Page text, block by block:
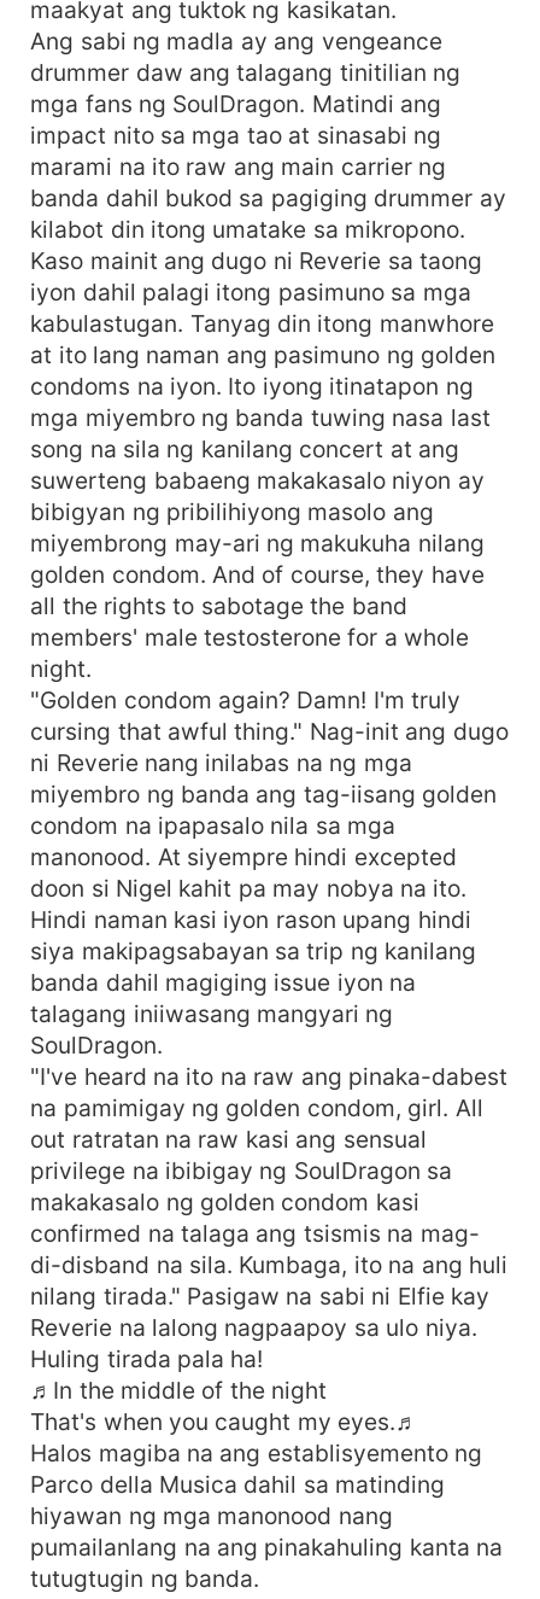
maakyat ang tuktok ng kasikatan.
Ang sabi ng madla ay ang vengeance
drummer daw ang talagang tinitilian ng
mga fans ng SoulDragon. Matindi ang
impact nito sa mga tao at sinasabi ng
marami na ito raw ang main carrier ng
banda dahil bukod sa pagiging drummer ay
kilabot din itong umatake sa mikropono.
Kaso mainit ang dugo ni Reverie sa taong
iyon dahil palagi itong pasimuno sa mga
kabulastugan. Tanyag din itong manwhore
at ito lang naman ang pasimuno ng golden
condoms na iyon. Ito iyong itinatapon ng
mga miyembro ng banda tuwing nasa last
song na sila ng kanilang concert at ang
suwerteng babaeng makakasalo niyon ay
bibigyan ng pribilihiyong masolo ang
miyembrong may-ari ng makukuha nilang
golden condom. And of course, they have
all the rights to sabotage the band
members' male testosterone for a whole
night.
"Golden condom again? Damn! I'm truly
cursing that awful thing." Nag-init ang dugo
ni Reverie nang inilabas na ng mga
miyembro ng banda ang tag-iisang golden
condom na ipapasalo nila sa mga
manonood. At siyempre hindi excepted
doon si Nigel kahit pa may nobya na ito.
Hindi naman kasi iyon rason upang hindi
siya makipagsabayan sa trip ng kanilang
banda dahil magiging issue iyon na
talagang iniiwasang mangyari ng
SoulDragon.
"I've heard na ito na raw ang pinaka-dabest
na pamimigay ng golden condom, girl. All
out ratratan na raw kasi ang sensual
privilege na ibibigay ng SoulDragon sa
makakasalo ng golden condom kasi
confirmed na talaga ang tsismis na mag-
di-disband na sila. Kumbaga, ito na ang huli
nilang tirada." Pasigaw na sabi ni Elfie kay
Reverie na lalong nagpaapoy sa ulo niya.
Huling tirada pala ha!
♬In the middle of the night
That's when you caught my eyes.♬
Halos magiba na ang establisyemento ng
Parco della Musica dahil sa matinding
hiyawan ng mga manonood nang
pumailanlang na ang pinakahuling kanta na
tutugtugin ng banda.